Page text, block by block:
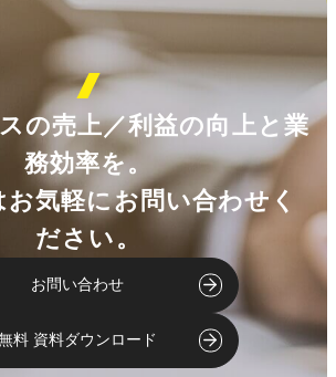
の売上／利益の向上と業
務効率を。
お気軽にお問い合わせく
ださい。
お問い合わせ
料 資料ダウンロード